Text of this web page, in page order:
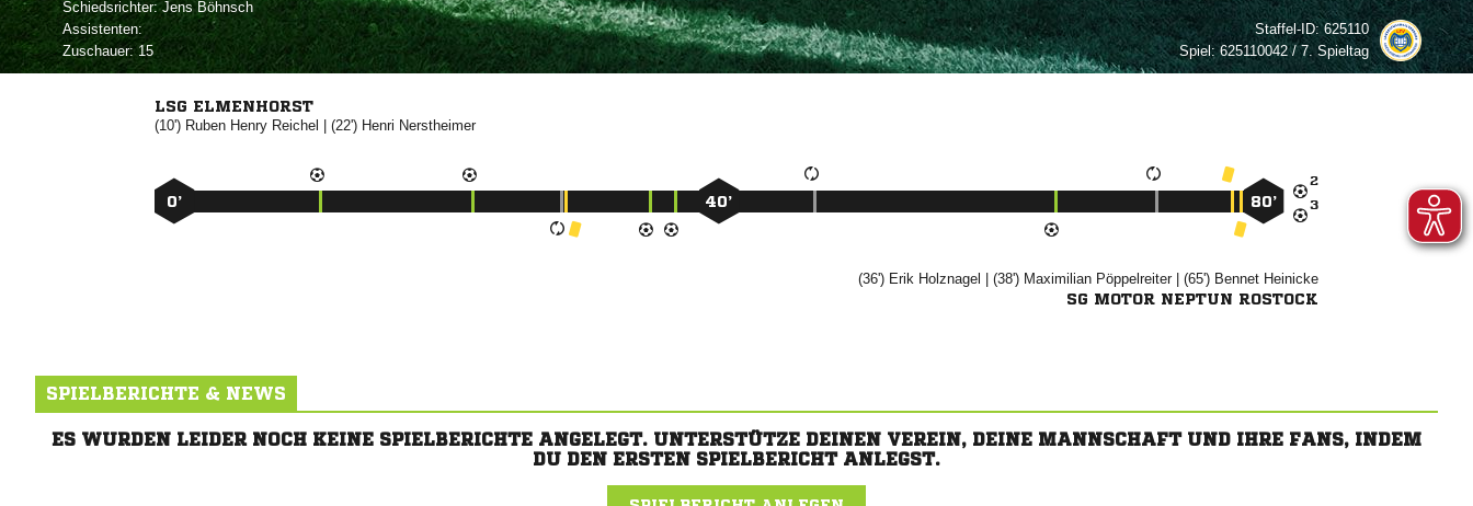
Schiedsrichter: 
Assistenten:
Zuschauer:15
Staffel-ID:625110
Spiel:625110042 / 7. Spieltag
LSG ELMENHORST
(10')   | (22')  


0’ 40’ 80’
(36')   | (38')  | (65')  
SG MOTOR NEPTUN ROSTOCK
SPIELBERICHTE & NEWS
ES WURDEN LEIDER NOCH KEINE SPIELBERICHTE ANGELEGT. UNTERSTÜTZE DEINEN VEREIN, DEINE MANNSCHAFT UND IHRE FANS, INDEM
DU DEN ERSTEN SPIELBERICHT ANLEGST.